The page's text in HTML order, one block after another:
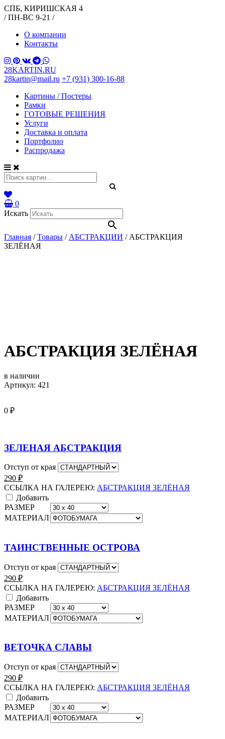
СПБ, КИРИШСКАЯ 4
/ ПН-ВС 9-21 /
О компании
Контакты
28KARTIN.RU
28kartin@mail.ru +7 (931) 300-16-88
Картины / Постеры
Рамки
ГОТОВЫЕ РЕШЕНИЯ
Услуги
Доставка и оплата
Портфолио
Распродажа
0
Искать
Главная /Товары / АБСТРАКЦИИ / АБСТРАКЦИЯ
ЗЕЛЁНАЯ
АБСТРАКЦИЯ ЗЕЛЁНАЯ
в наличии
Артикул: 421
0 ₽
ЗЕЛЕНАЯ АБСТРАКЦИЯ
Отступ от края
290 ₽
ССЫЛКА НА ГАЛЕРЕЮ: АБСТРАКЦИЯ ЗЕЛЁНАЯ
Добавить
РАЗМЕР
МАТЕРИАЛ
ТАИНСТВЕННЫЕ ОСТРОВА
Отступ от края
290 ₽
ССЫЛКА НА ГАЛЕРЕЮ: АБСТРАКЦИЯ ЗЕЛЁНАЯ
Добавить
РАЗМЕР
МАТЕРИАЛ
ВЕТОЧКА СЛАВЫ
Отступ от края
290 ₽
ССЫЛКА НА ГАЛЕРЕЮ: АБСТРАКЦИЯ ЗЕЛЁНАЯ
Добавить
РАЗМЕР
МАТЕРИАЛ